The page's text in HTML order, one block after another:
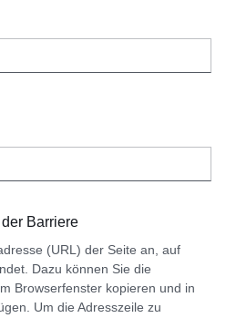
Barriere
(URL) der Seite an, auf
Dazu können Sie die
Browserfenster kopieren und in
Um die Adresszeile zu